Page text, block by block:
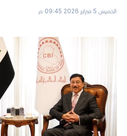
الخميس 5 فبراير 2026 09:45 م